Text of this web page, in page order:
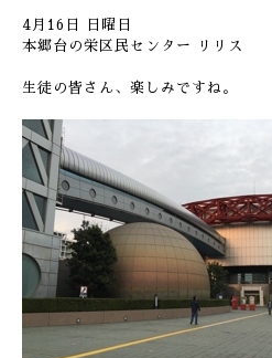
4月16日 日曜日
本郷台の栄区民センター リリス
生徒の皆さん、楽しみですね。